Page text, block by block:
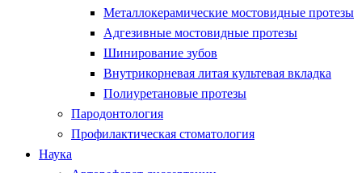
Металлокерамические мостовидные протезы
Адгезивные мостовидные протезы
Шинирование зубов
Внутрикорневая литая культевая вкладка
Полиуретановые протезы
Пародонтология
Профилактическая стоматология
Наука